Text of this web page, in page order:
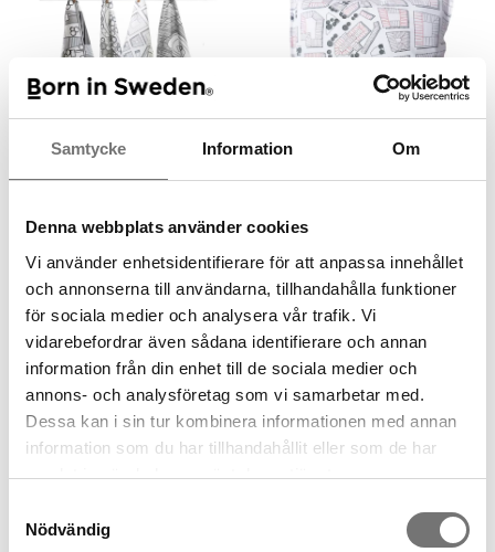
Samtycke Information Om
Denna webbplats använder cookies
Vi använder enhetsidentifierare för att anpassa innehållet
och annonserna till användarna, tillhandahålla funktioner
för sociala medier och analysera vår trafik. Vi
vidarebefordrar även sådana identifierare och annan
information från din enhet till de sociala medier och
annons- och analysföretag som vi samarbetar med.
Dessa kan i sin tur kombinera informationen med annan
information som du har tillhandahållit eller som de har
samlat in när du har använt deras tjänster.
Nödvändig
ovan"
99 kr
Kuddfodral City
199 kr
Kuddfodral Archipelago Kuddfodral Countryside